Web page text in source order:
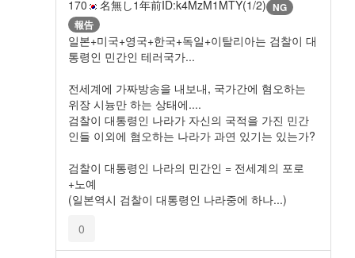
170 名無し1年前ID:k4MzM1MTY(1/2) NG
報告
일본+미국+영국+한국+독일+이탈리아는 검찰이 대
통령인 민간인 테러국가...
전세계에 가짜방송을 내보내, 국가간에 혐오하는
위장 시늉만 하는 상태에....
검찰이 대통령인 나라가 자신의 국적을 가진 민간
인들 이외에 혐오하는 나라가 과연 있기는 있는가?
검찰이 대통령인 나라의 민간인 = 전세계의 포로
+노예
(일본역시 검찰이 대통령인 나라중에 하나...)
0